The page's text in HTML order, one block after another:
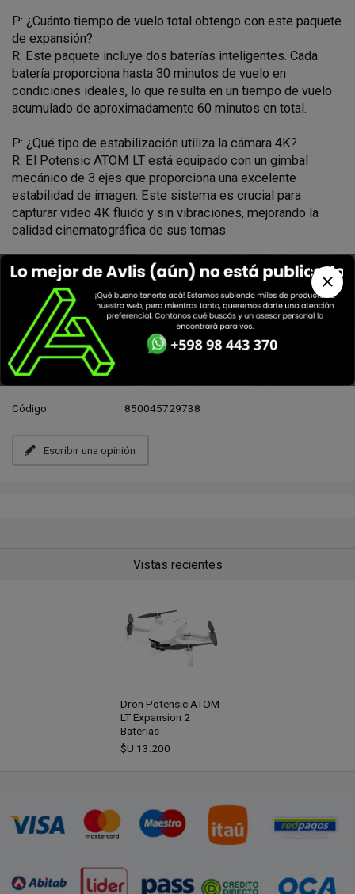
P: ¿Cuánto tiempo de vuelo total obtengo con este paquete
de expansión?
R: Este paquete incluye dos baterías inteligentes. Cada
batería proporciona hasta 30 minutos de vuelo en
condiciones ideales, lo que resulta en un tiempo de vuelo
acumulado de aproximadamente 60 minutos en total.
P: ¿Qué tipo de estabilización utiliza la cámara 4K?
R: El Potensic ATOM LT está equipado con un gimbal
mecánico de 3 ejes que proporciona una excelente
estabilidad de imagen. Este sistema es crucial para
capturar video 4K fluido y sin vibraciones, mejorando la
calidad cinematográfica de sus tomas.
P: ¿Cuál es el alcance máximo de transmisión del dron?
R: Gracias a la tecnología PixSync 2.0, el Potensic ATOM
LT ofrece un alcance de transmisión de video estable de
hasta 4 kilómetros, permitiendo explorar áreas amplias con
una conexión fiable.
Datos avanzados
Código 850045729738
Escribir una opinión
Vistas recientes
Dron Potensic ATOM
LT Expansion 2
Baterias
$U 13.200